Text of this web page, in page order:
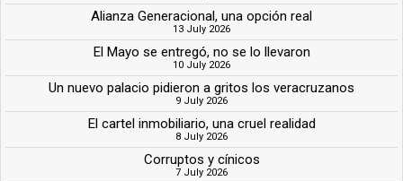
Alianza Generacional, una opción real
13 July 2026
El Mayo se entregó, no se lo llevaron
10 July 2026
Un nuevo palacio pidieron a gritos los veracruzanos
9 July 2026
El cartel inmobiliario, una cruel realidad
8 July 2026
Corruptos y cínicos
7 July 2026